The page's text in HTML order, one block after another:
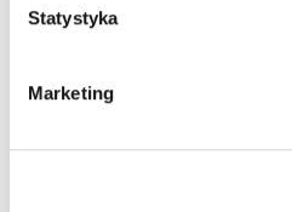
Statystyka
Marketing
DEWELOPERSKI
DO ZAMIESZKANIA